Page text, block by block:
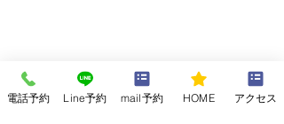
電話予約 Line予約 mail予約 HOME アクセス